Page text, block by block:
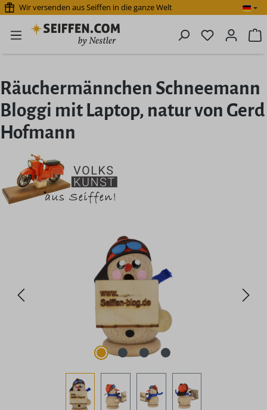
Zum Hauptinhalt springen
Wir versenden aus Seiffen in die ganze Welt
Du hast 0
Räuchermännchen Schneemann
Bloggi mit Laptop, natur von Gerd
Hofmann
Bildergalerie überspringen